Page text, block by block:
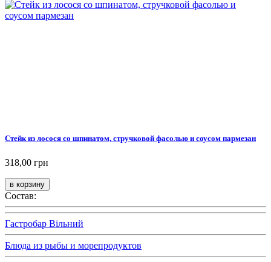
Стейк из лосося со шпинатом, стручковой фасолью и соусом пармезан
318,00 грн
Состав:
Гастробар Вільний
Блюда из рыбы и морепродуктов